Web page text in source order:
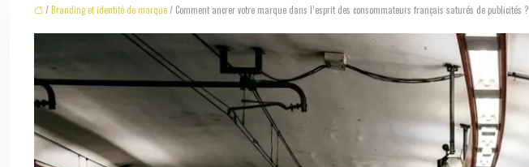
/Branding et identité de marque/ Comment ancrer votre marque dans l’esprit des consommateurs français saturés de publicités ?